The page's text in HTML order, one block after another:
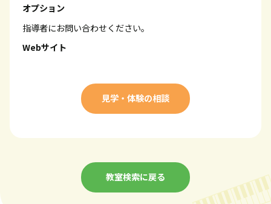
オプション
指導者にお問い合わせください。
Webサイト
見学・体験の相談
教室検索に戻る